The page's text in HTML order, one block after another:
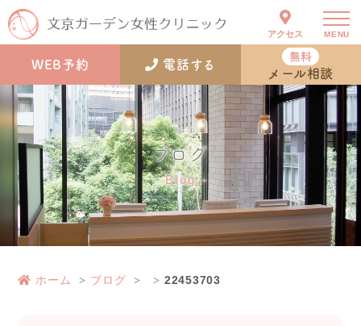
アクセス MENU
WEB予約 電話する
無料
メール相談
ブログ
Blog
ホーム ブログ 22453703